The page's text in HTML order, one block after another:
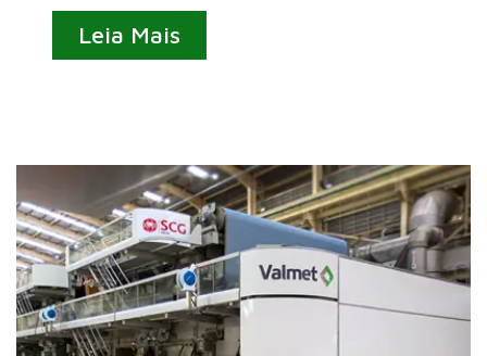
Leia Mais